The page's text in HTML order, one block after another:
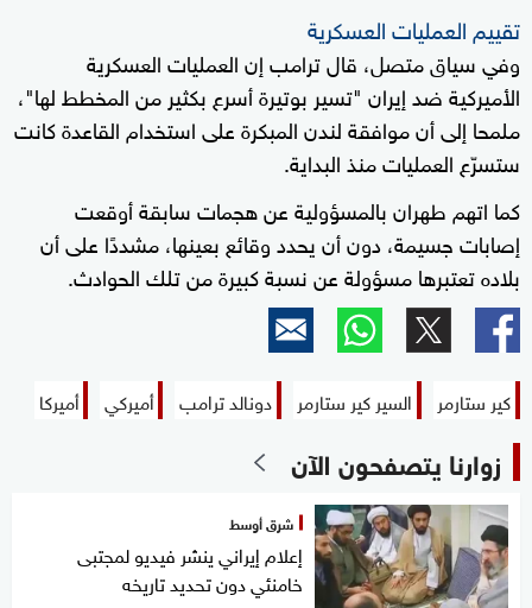
تقييم العمليات العسكرية
وفي سياق متصل، قال ترامب إن العمليات العسكرية
الأميركية ضد إيران "تسير بوتيرة أسرع بكثير من المخطط لها"،
ملمحا إلى أن موافقة لندن المبكرة على استخدام القاعدة كانت
ستسرّع العمليات منذ البداية.
كما اتهم طهران بالمسؤولية عن هجمات سابقة أوقعت
إصابات جسيمة، دون أن يحدد وقائع بعينها، مشددًا على أن
بلاده تعتبرها مسؤولة عن نسبة كبيرة من تلك الحوادث.
كير ستارمر السير كير ستارمر دونالد ترامب أميركي أميركا
زوارنا يتصفحون الآن
شرق أوسط
إعلام إيراني ينشر فيديو لمجتبى
خامنئي دون تحديد تاريخه